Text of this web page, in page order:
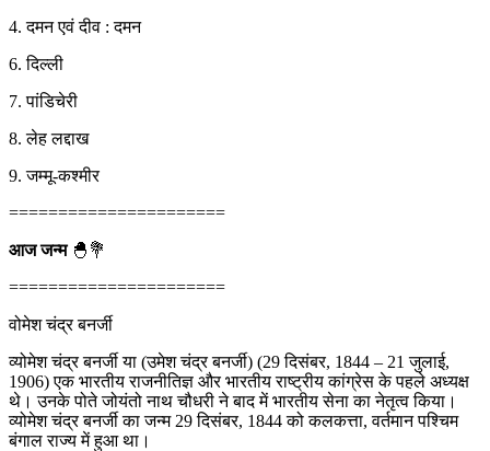
4. दमन एवं दीव : दमन
6. दिल्ली
7. पांडिचेरी
8. लेह लद्दाख
9. जम्मू-कश्मीर
======================
आज जन्म🐣💐
======================
वोमेश चंद्र बनर्जी
व्योमेश चंद्र बनर्जी या (उमेश चंद्र बनर्जी) (29 दिसंबर, 1844 – 21 जुलाई,
1906) एक भारतीय राजनीतिज्ञ और भारतीय राष्ट्रीय कांग्रेस के पहले अध्यक्ष
थे। उनके पोते जोयंतो नाथ चौधरी ने बाद में भारतीय सेना का नेतृत्व किया।
व्योमेश चंद्र बनर्जी का जन्म 29 दिसंबर, 1844 को कलकत्ता, वर्तमान पश्चिम
बंगाल राज्य में हुआ था।